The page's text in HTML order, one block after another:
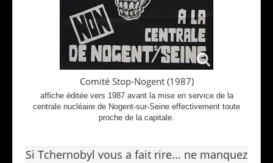
Comité Stop-Nogent (1987)
affiche éditée vers 1987 avant la mise en service de la
centrale nucléaire de Nogent-sur-Seine effectivement toute
proche de la capitale.
Si Tchernobyl vous a fait rire... ne manquez